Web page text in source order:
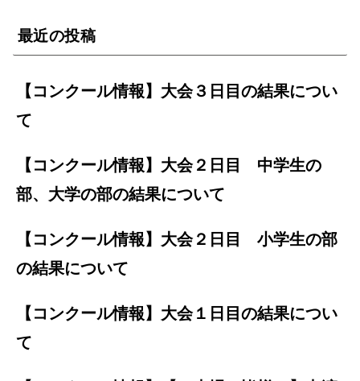
最近の投稿
【コンクール情報】大会３日目の結果につい
て
【コンクール情報】大会２日目 中学生の
部、大学の部の結果について
【コンクール情報】大会２日目 小学生の部
の結果について
【コンクール情報】大会１日目の結果につい
て